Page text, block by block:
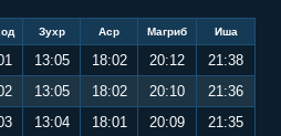
Зухр Аср Магриб Иша
13:05 18:02 20:12
21:38
13:05 18:02 20:10
21:36
13:04 18:01 20:09
21:35